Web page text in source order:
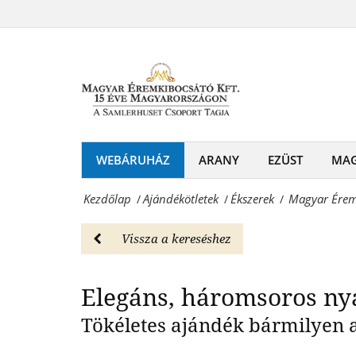
-
gyöngy
ékszerszett
-
Ékszerek
Éremkibocsátó
Kft.
WEBÁRUHÁZ ARANY EZÜST
Kezdőlap /Ajándékötletek /Ékszerek / Magyar
Vissza a kereséshez
Elegáns, háromsoros
Tökéletes ajándék bármilyen
Elegáns,
Magyar
Kft.
hivatalos
forgalmazója!